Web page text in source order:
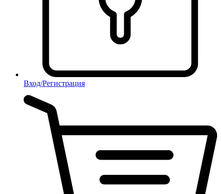
Вход/Регистрация